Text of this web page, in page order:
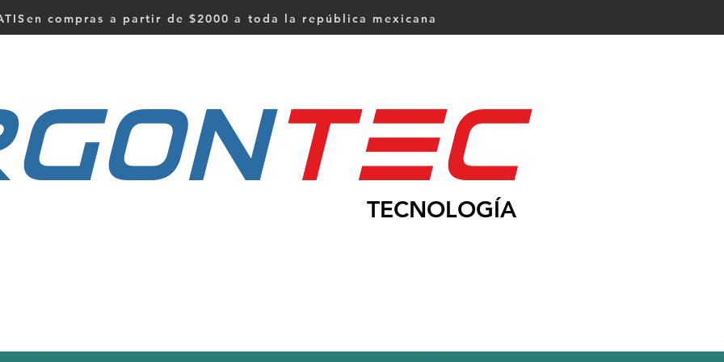
compras a partir de $2000 a toda la república mexicana
tEc
TECNOLOGÍA